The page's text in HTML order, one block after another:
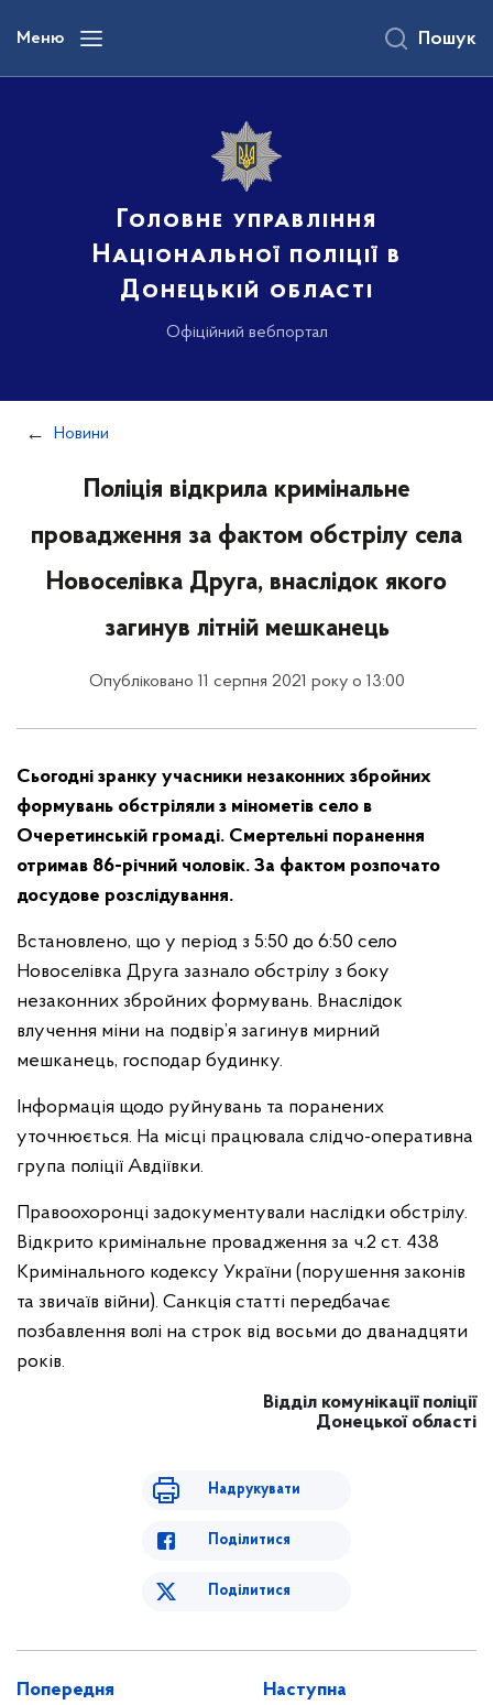
вмісту
Меню
Головне управління
Національної поліції в
Донецькій області
Офіційний вебпортал
Пошук
Новини
Поліція відкрила кримінальне
провадження за фактом обстрілу села
Новоселівка Друга, внаслідок якого
загинув літній мешканець
Опубліковано 11 серпня 2021 року о 13:00
Сьогодні зранку учасники незаконних збройних
формувань обстріляли з мінометів село в
Очеретинській громаді. Смертельні поранення
отримав 86-річний чоловік. За фактом розпочато
досудове розслідування.
Встановлено, що у період з 5:50 до 6:50 село
Новоселівка Друга зазнало обстрілу з боку
незаконних збройних формувань. Внаслідок
влучення міни на подвір’я загинув мирний
мешканець, господар будинку.
Інформація щодо руйнувань та поранених
уточнюється. На місці працювала слідчо-оперативна
група поліції Авдіївки.
Правоохоронці задокументували наслідки обстрілу.
Відкрито кримінальне провадження за ч.2 ст. 438
Кримінального кодексу України (порушення законів
та звичаїв війни). Санкція статті передбачає
позбавлення волі на строк від восьми до дванадцяти
років.
Відділ комунікації поліції
Донецької області
Надрукувати
Поділитися
Поділитися
Попередня Наступна